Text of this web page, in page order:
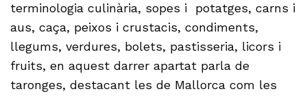
terminologia culinària, sopes i potatges, carns i
aus, caça, peixos i crustacis, condiments,
llegums, verdures, bolets, pastisseria, licors i
fruits, en aquest darrer apartat parla de
taronges, destacant les de Mallorca com les